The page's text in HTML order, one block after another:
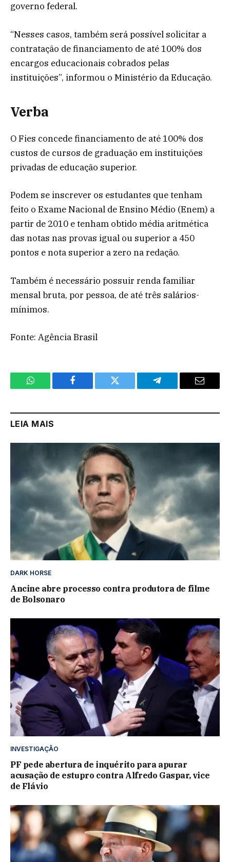
governo federal.
“Nesses casos, também será possível solicitar a
contratação de financiamento de até 100% dos
encargos educacionais cobrados pelas
instituições”, informou o Ministério da Educação.
Verba
O Fies concede financiamento de até 100% dos
custos de cursos de graduação em instituições
privadas de educação superior.
Podem se inscrever os estudantes que tenham
feito o Exame Nacional de Ensino Médio (Enem) a
partir de 2010 e tenham obtido média aritmética
das notas nas provas igual ou superior a 450
pontos e nota superior a zero na redação.
Também é necessário possuir renda familiar
mensal bruta, por pessoa, de até três salários-
mínimos.
Fonte: Agência Brasil
WhatsApp Facebook Twitter Telegram Email
LEIA MAIS
DARK HORSE
Ancine abre processo contra produtora de filme
de Bolsonaro
INVESTIGAÇÃO
PF pede abertura de inquérito para apurar
acusação de estupro contra Alfredo Gaspar, vice
de Flávio